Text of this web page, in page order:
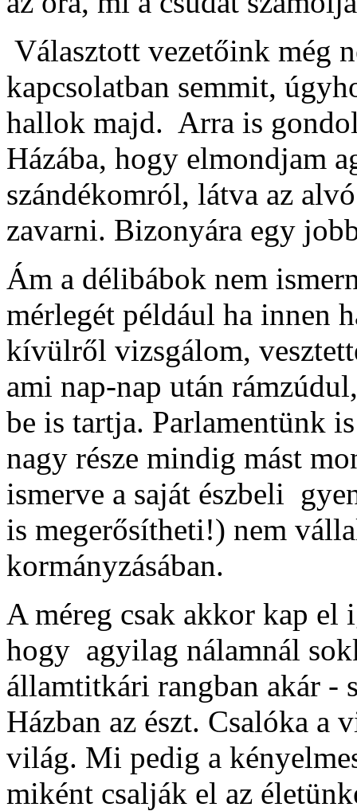
Választott vezetőink még
kapcsolatban semmit,
hallok majd. Arra is
Házába, hogy elmondjam
szándékomról, látva az
zavarni. Bizonyára egy
Ám a délibábok nem
mérlegét például ha innen
kívülről vizsgálom,
ami nap-nap után
be is tartja. Parlamentünk
nagy része mindig mást
ismerve a saját észbeli
is megerősítheti!) nem
kormányzásában.
A méreg csak akkor kap el
hogy agyilag nálamnál
államtitkári rangban akár -
Házban az észt. Csalóka a
világ. Mi pedig a
miként csalják el az